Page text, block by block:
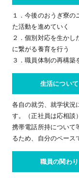
１．今後のおうぎ寮
た活動を進めていく
２．個別対応を生かし
に繋がる養育を行う
３．職員体制の再構築
生活について
各自の就労、就学状況
す。（正社員は応相談）
携帯電話所持について
るため、自分のペース
職員の関わり